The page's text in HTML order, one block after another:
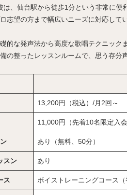
は、仙台駅から徒歩1分という非常に
志望の方まで幅広いニーズに対応して
的な発声法から高度な歌唱テクニッ
の整ったレッスンルームで、思う存分
13,200円（税込）/月2回～
11,000円（先着10名限定入
あり（無料、50分）
スン あり
ス ボイストレーニングコース